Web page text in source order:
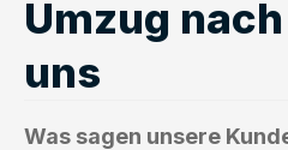
Umzug
uns
Was sagen unsere